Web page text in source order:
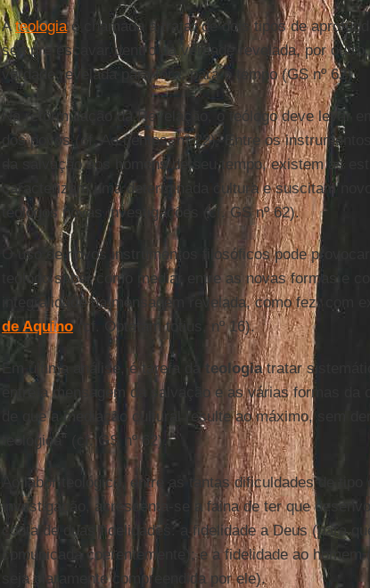
Ateologiaé chamada a tratar de dois tipos de
sempre escavar dentro da verdade revelada, por
verdade revelada para fora, para o tempo (GS nº 62).
Na reformulação da Revelação, o teólogo deve levar
dos povos (cf. Ad gentes, nº 22). Entre os
da salvação aos homens de seu tempo, existem as
caracterizam uma determinada cultura e suscitam
teólogos novas investigações (cf. GS nº 62).
O uso de novos instrumentos filosóficos pode
teólogo saber como mediar entre as novas formas e
integralidade da mensagem revelada, como fez, com
de Aquino(cf. Optatam totius, nº 16).
Em última análise, é tarefa da teologiatratar
entre a mensagem da salvação e as várias formas
de que a mediação cultural resulte ao máximo, sem
teológica" (cf. GS nº 62).
Ao labor teológico, entre as tantas dificuldades de
investigação, acrescenta-se a faina de ter que
conta de duas fidelidades: a fidelidade a Deus (para
comunicada coerentemente); e a fidelidade ao
seja claramente compreendida por ele).